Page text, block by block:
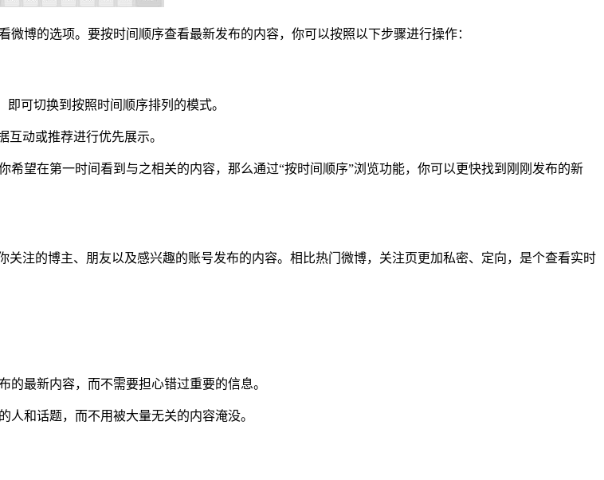
博的选项。要按时间顺序查看最新发布的内容，你可以按照以下步骤进行操作：
可切换到按照时间顺序排列的模式。
动或推荐进行优先展示。
望在第一时间看到与之相关的内容，那么通过“按时间顺序”浏览功能，你可以更快找到刚刚发布的新
注的博主、朋友以及感兴趣的账号发布的内容。相比热门微博，关注页更加私密、定向，是个查看实时
最新内容，而不需要担心错过重要的信息。
和话题，而不用被大量无关的内容淹没。